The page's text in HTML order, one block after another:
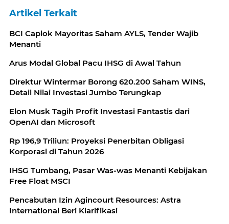
Artikel Terkait
BCI Caplok Mayoritas Saham AYLS, Tender Wajib
Menanti
Arus Modal Global Pacu IHSG di Awal Tahun
Direktur Wintermar Borong 620.200 Saham WINS,
Detail Nilai Investasi Jumbo Terungkap
Elon Musk Tagih Profit Investasi Fantastis dari
OpenAI dan Microsoft
Rp 196,9 Triliun: Proyeksi Penerbitan Obligasi
Korporasi di Tahun 2026
IHSG Tumbang, Pasar Was-was Menanti Kebijakan
Free Float MSCI
Pencabutan Izin Agincourt Resources: Astra
International Beri Klarifikasi